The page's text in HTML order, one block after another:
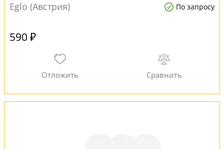
Eglo (Австрия)
По запросу
590 ₽